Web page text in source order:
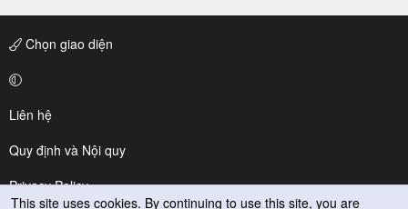
Chọn giao diện
Liên hệ
Quy định và Nội quy
Privacy Policy
This site uses cookies. By continuing to use this site, you are